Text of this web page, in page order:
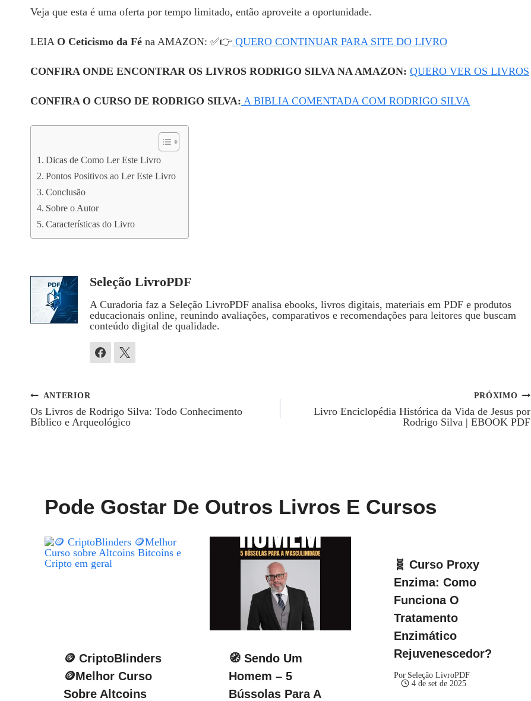
Veja que esta é uma oferta por tempo limitado, então aproveite a oportunidade.
LEIA O Ceticismo da Fé na AMAZON: ✅👉 QUERO CONTINUAR PARA SITE DO LIVRO
CONFIRA ONDE ENCONTRAR OS LIVROS RODRIGO SILVA NA AMAZON: QUERO VER OS LIVROS
CONFIRA O CURSO DE RODRIGO SILVA: A BIBLIA COMENTADA COM RODRIGO SILVA
Dicas de Como Ler Este Livro
Pontos Positivos ao Ler Este Livro
Conclusão
Sobre o Autor
Características do Livro
Seleção LivroPDF
A Curadoria faz a Seleção LivroPDF analisa ebooks, livros digitais, materiais em PDF e produtos
educacionais online, reunindo avaliações, comparativos e recomendações para leitores que buscam
conteúdo digital de qualidade.
Navegação
ANTERIOR
Os Livros de Rodrigo Silva: Todo Conhecimento
Bíblico e Arqueológico
PRÓXIMO
Livro Enciclopédia Histórica da Vida de Jesus por
Rodrigo Silva | EBOOK PDF
Pode Gostar De Outros Livros E Cursos
🪙 CriptoBlinders
🪙Melhor Curso
Sobre Altcoins
🧭 Sendo Um
Homem – 5
Bússolas Para A
🧬 Curso Proxy
Enzima: Como
Funciona O
Tratamento
Enzimático
Rejuvenescedor?
Por Seleção LivroPDF
4 de set de 2025